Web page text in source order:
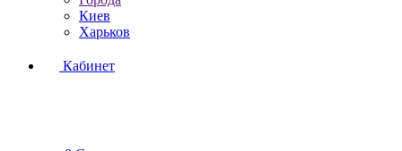
Киев
Харьков
Кабинет